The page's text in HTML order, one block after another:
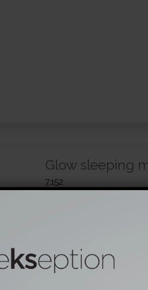
Glow sleeping
7,152
Lad det virke om natten
ikke masken på dine